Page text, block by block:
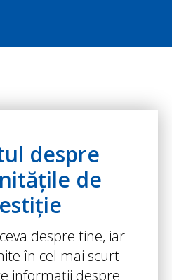
despre
de
despre tine, iar
în cel mai scurt
informații despre